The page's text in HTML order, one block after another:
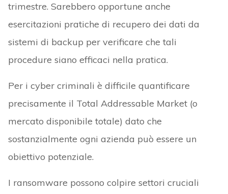
trimestre. Sarebbero opportune anche
esercitazioni pratiche di recupero dei dati da
sistemi di backup per verificare che tali
procedure siano efficaci nella pratica.
Per i cyber criminali è difficile quantificare
precisamente il Total Addressable Market (o
mercato disponibile totale) dato che
sostanzialmente ogni azienda può essere un
obiettivo potenziale.
I ransomware possono colpire settori cruciali